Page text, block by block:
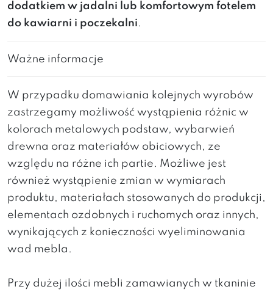
dodatkiem w jadalni lub komfortowym fotelem
do kawiarni i poczekalni.
Ważne informacje
W przypadku domawiania kolejnych wyrobów
zastrzegamy możliwość wystąpienia różnic w
kolorach metalowych podstaw, wybarwień
drewna oraz materiałów obiciowych, ze
względu na różne ich partie. Możliwe jest
również wystąpienie zmian w wymiarach
produktu, materiałach stosowanych do produkcji,
elementach ozdobnych i ruchomych oraz innych,
wynikających z konieczności wyeliminowania
wad mebla.
Przy dużej ilości mebli zamawianych w tkaninie